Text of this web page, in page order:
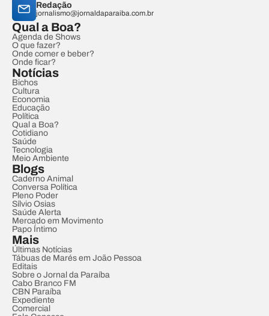
Redação
jornalismo@jornaldaparaiba.com.br
Qual a Boa?
Agenda de Shows
O que fazer?
Onde comer e beber?
Onde ficar?
Notícias
Bichos
Cultura
Economia
Educação
Política
Qual a Boa?
Cotidiano
Saúde
Tecnologia
Meio Ambiente
Blogs
Caderno Animal
Conversa Política
Pleno Poder
Sílvio Osias
Saúde Alerta
Mercado em Movimento
Papo Íntimo
Mais
Últimas Notícias
Tábuas de Marés em João Pessoa
Editais
Sobre o Jornal da Paraíba
Cabo Branco FM
CBN Paraíba
Expediente
Comercial